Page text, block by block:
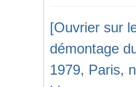
[Ouvrier sur
démontage
1979, Paris,